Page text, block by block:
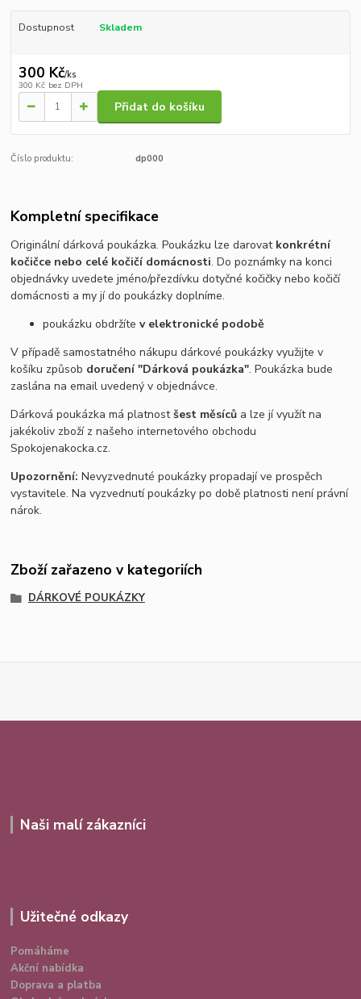
Dostupnost Skladem
300 Kč/ks
300 Kč bez DPH
Přidat do košíku
Číslo produktu: dp000
Kompletní specifikace
Originální dárková poukázka. Poukázku lze darovat konkrétní
kočičce nebo celé kočičí domácnosti. Do poznámky na konci
objednávky uvedete jméno/přezdívku dotyčné kočičky nebo kočičí
domácnosti a my jí do poukázky doplníme.
poukázku obdržíte v elektronické podobě
V případě samostatného nákupu dárkové poukázky využijte v
košíku způsob doručení "Dárková poukázka". Poukázka bude
zaslána na email uvedený v objednávce.
Dárková poukázka má platnostšest měsíců a lze jí využít na
jakékoliv zboží z našeho internetového obchodu
Spokojenakocka.cz.
Upozornění: Nevyzvednuté poukázky propadají ve prospěch
vystavitele. Na vyzvednutí poukázky po době platnosti není právní
nárok.
Zboží zařazeno v kategoriích
DÁRKOVÉ POUKÁZKY
Naši malí zákazníci
Užitečné odkazy
Pomáháme
Akční nabídka
Doprava a platba